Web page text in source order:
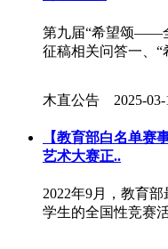
第九届“希望颂——
征稿相关问答一、“
木直公告 2025-03-
【教育部白名单赛
艺术大赛正..
2022年9月，教育
学生的全国性竞赛